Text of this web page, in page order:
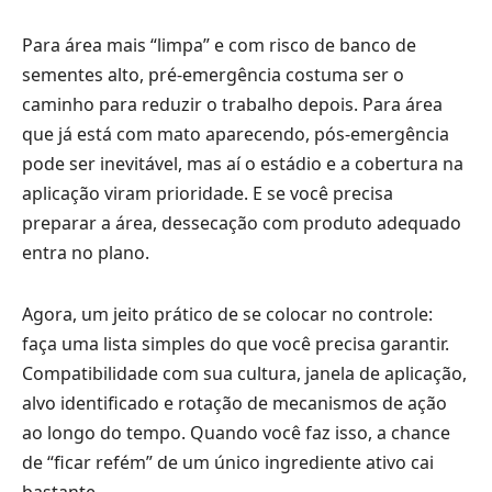
Para área mais “limpa” e com risco de banco de
sementes alto, pré-emergência costuma ser o
caminho para reduzir o trabalho depois. Para área
que já está com mato aparecendo, pós-emergência
pode ser inevitável, mas aí o estádio e a cobertura na
aplicação viram prioridade. E se você precisa
preparar a área, dessecação com produto adequado
entra no plano.
Agora, um jeito prático de se colocar no controle:
faça uma lista simples do que você precisa garantir.
Compatibilidade com sua cultura, janela de aplicação,
alvo identificado e rotação de mecanismos de ação
ao longo do tempo. Quando você faz isso, a chance
de “ficar refém” de um único ingrediente ativo cai